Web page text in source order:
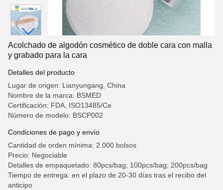
Acolchado de algodón cosmético de doble cara con malla
y grabado para la cara
Detalles del producto
Lugar de origen: Lianyungang, China
Nombre de la marca: BSMED
Certificación: FDA, ISO13485/Ce
Número de modelo: BSCP002
Condiciones de pago y envío
Cantidad de orden mínima: 2.000 bolsos
Precio: Negociable
Detalles de empaquetado: 80pcs/bag; 100pcs/bag; 200pcs/bag
Tiempo de entrega: en el plazo de 20-30 días tras el recibo del
anticipo